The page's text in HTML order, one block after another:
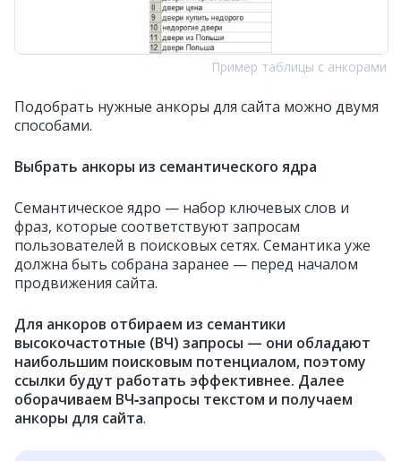
Пример таблицы с анкорами
Подобрать нужные анкоры для сайта можно двумя
способами.
Выбрать анкоры из семантического ядра
Семантическое ядро — набор ключевых слов и
фраз, которые соответствуют запросам
пользователей в поисковых сетях. Семантика уже
должна быть собрана заранее — перед началом
продвижения сайта.
Для анкоров отбираем из семантики
высокочастотные (ВЧ) запросы — они обладают
наибольшим поисковым потенциалом, поэтому
ссылки будут работать эффективнее. Далее
оборачиваем ВЧ‑запросы текстом и получаем
анкоры для сайта.